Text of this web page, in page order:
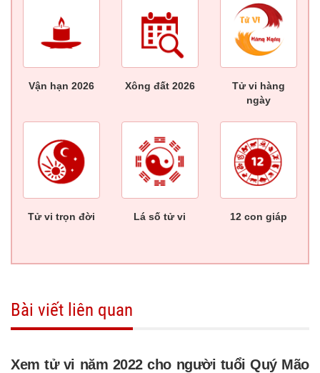
Vận hạn 2026 Xông đất 2026
Tử vi hàng
ngày
Tử vi trọn đời Lá số tử vi 12 con giáp
Bài viết liên quan
Xem tử vi năm 2022 cho người tuổi Quý Mão